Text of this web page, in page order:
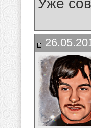
Уже